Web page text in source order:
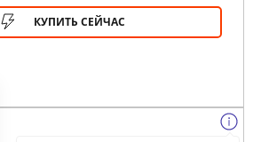
КУПИТЬ СЕЙЧАС